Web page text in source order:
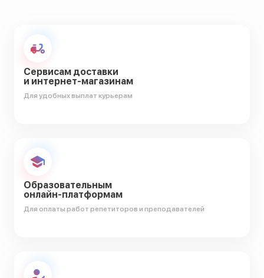
Сервисам доставки
и интернет-магазинам
Для удобных выплат курьерам
Образовательным
онлайн-платформам
Для оплаты работ репетиторов и преподавателей